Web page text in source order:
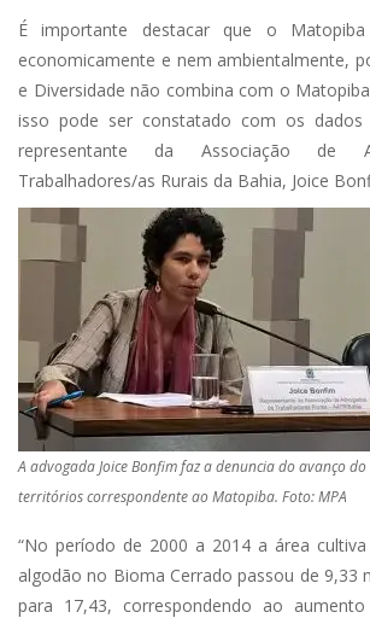
É importante destacar que o
economicamente e nem ambientalmente,
e Diversidade não combina com o
isso pode ser constatado com os dados
representante da Associação de
Trabalhadores/as Rurais da Bahia, Joice
A advogada Joice Bonfim faz a denuncia do avanço
territórios correspondente ao Matopiba. Foto: MPA
“No período de 2000 a 2014 a área
algodão no Bioma Cerrado passou de 9,33
para 17,43, correspondendo ao